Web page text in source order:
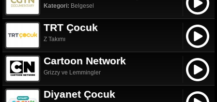
Kategori: Belgesel
TRT Çocuk
Z Takımı
Cartoon Network
Grizzy ve Lemmingler
Diyanet Çocuk